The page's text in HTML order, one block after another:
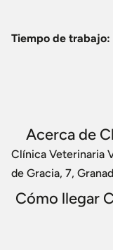
Tiempo de trabajo:
Acerca de
Clínica Veterinaria
de Gracia, 7,
Cómo llegar